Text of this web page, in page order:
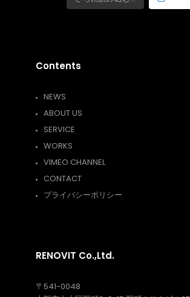
Contents
NEWS
ABOUT US
SERVICE
WORKS
VIMEO CHANNEL
CONTACT
プライバシーポリシー
RENOVIT Co.,Ltd.
〒541-0048